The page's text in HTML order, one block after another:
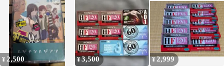
個 計42個
Kissカセットテープ 6種
セット
¥ 2,500 ¥3,500 ¥2,999